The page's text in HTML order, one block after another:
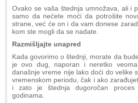
Ovako se vaša štednja umnožava, ali i
samo da nećete moći da potrošite
strane, već će on i da vam donese
kom ste mogli da se nadate.
Razmišljajte unapred
Kada govorimo o štednji, morate da
je ovo dug, naporan i neretko
današnje vreme nije lako doći do velike
vremenskom periodu, čak i ako
i zato je štednja dugoročan
godinama.